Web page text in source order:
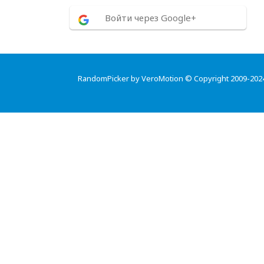
Войти через Google+
RandomPicker by VeroMotion © Copyright 2009-